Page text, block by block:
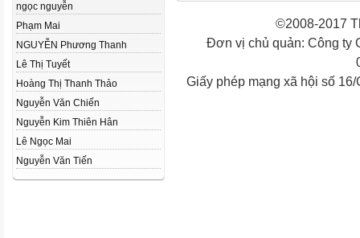
ngọc nguyễn
Phạm Mai
NGUYỄN Phương Thanh
Lê Thị Tuyết
Hoàng Thị Thanh Thảo
Nguyễn Văn Chiến
Nguyễn Kim Thiên Hân
Lê Ngọc Mai
Nguyễn Văn Tiến
©2008-2017
Đơn vị chủ quản: Công ty
Giấy phép mạng xã hội số